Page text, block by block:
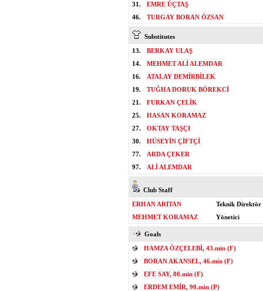
31.
EMRE ÜÇTAŞ
46.
TURGAY BORAN ÖZSAN
Substitutes
13.
BERKAY ULAŞ
14.
MEHMET ALİ ALEMDAR
16.
ATALAY DEMİRBİLEK
19.
TUĞHA DORUK BÖREKCİ
21.
FURKAN ÇELİK
25.
HASAN KORAMAZ
27.
OKTAY TAŞÇI
30.
HÜSEYİN ÇİFTÇİ
77.
ARDA ÇEKER
97.
ALİ ALEMDAR
Club Staff
ERHAN ARITAN
Teknik Direktör
MEHMET KORAMAZ
Yönetici
Goals
HAMZA ÖZÇELEBİ, 43.min (F)
BORAN AKANSEL, 46.min (F)
EFE SAY, 80.min (F)
ERDEM EMİR, 90.min (P)